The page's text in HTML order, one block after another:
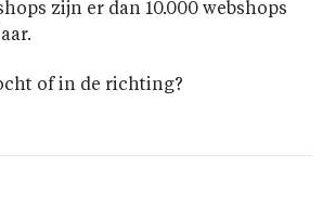
zijn er dan 10.000 webshops
of in de richting?